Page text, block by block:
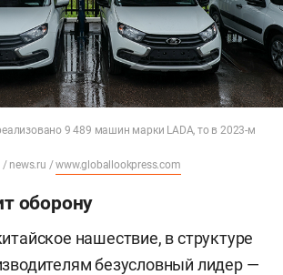
9 489 машин марки LADA, то в 2023-м
/ news.ru /www.globallookpress.com
оборону
нашествие, в структуре
безусловный лидер —